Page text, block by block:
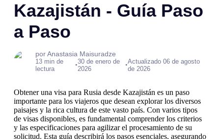
Kazajistán - Guía Paso
a Paso
por Anastasia Maisuradze
13 min de
lectura
•30 de enero de
2026
•Actualizado 06 de agosto
de 2026
Obtener una visa para Rusia desde Kazajistán es un paso
importante para los viajeros que desean explorar los diversos
paisajes y la rica cultura de este vasto país. Con varios tipos
de visas disponibles, es fundamental comprender los criterios
y las especificaciones para agilizar el procesamiento de su
solicitud. Esta guía describirá los pasos esenciales, asegurando